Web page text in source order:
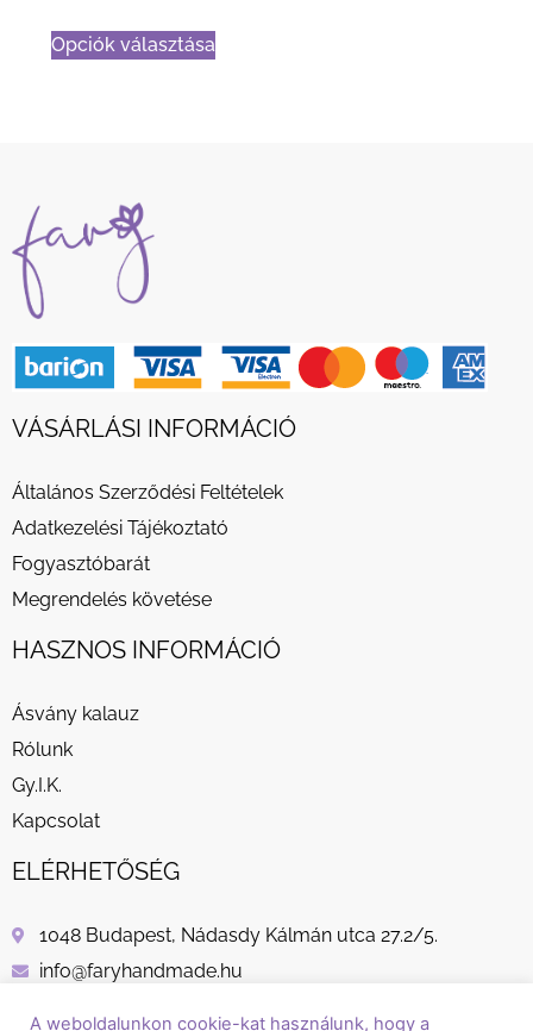
Opciók választása
VÁSÁRLÁSI INFORMÁCIÓ
Általános Szerződési Feltételek
Adatkezelési Tájékoztató
Fogyasztóbarát
Megrendelés követése
HASZNOS INFORMÁCIÓ
Ásvány kalauz
Rólunk
Gy.I.K.
Kapcsolat
ELÉRHETŐSÉG
1048 Budapest, Nádasdy Kálmán utca 27.2/5.
info@faryhandmade.hu
A weboldalunkon cookie-kat használunk, hogy a